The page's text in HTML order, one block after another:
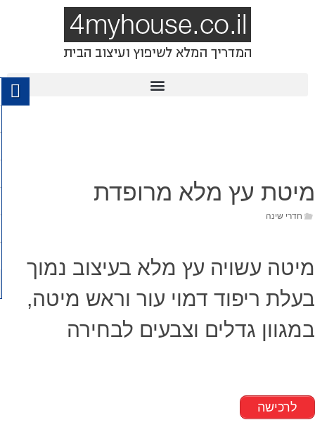
מיטת עץ מלא מרופדת
חדרי שינה
מיטה עשויה עץ מלא בעיצוב נמוך
בעלת ריפוד דמוי עור וראש מיטה,
במגוון גדלים וצבעים לבחירה
לרכישה